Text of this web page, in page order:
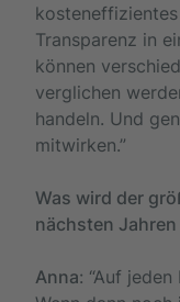
Transparenz in
können
verglichen
handeln. Und
mitwirken.”
Was wird der
nächsten
Anna: “Auf